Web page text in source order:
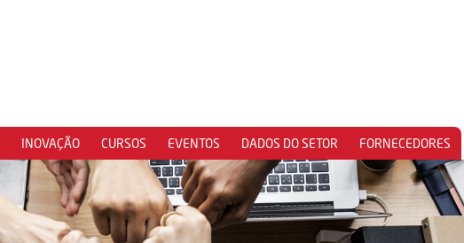
INOVAÇÃO CURSOS EVENTOS DADOS DO SETOR FORNECEDORES